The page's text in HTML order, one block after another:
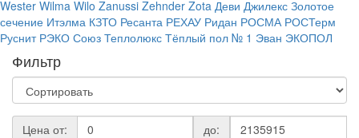
Wester Wilma Wilo Zanussi Zehnder Zota Деви Джилекс Золотое
сечение Итэлма КЗТО Ресанта РЕХАУ Ридан РОСМА РОСТерм
Руснит РЭКО Союз Теплолюкс Тёплый пол № 1 Эван ЭКОПОЛ
Фильтр
Цена от:
до: